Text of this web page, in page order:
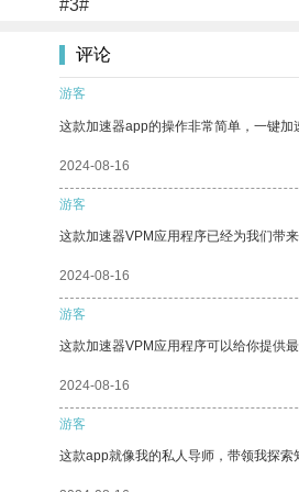
#3#
评论
游客
这款加速器app的操作非常简单，一键加
2024-08-16
游客
这款加速器VPM应用程序已经为我们带
2024-08-16
游客
这款加速器VPM应用程序可以给你提供
2024-08-16
游客
这款app就像我的私人导师，带领我探索